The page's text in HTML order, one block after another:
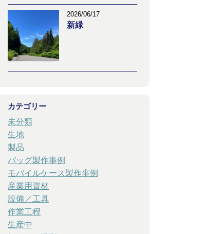
2026/06/17
新緑
カテゴリー
未分類
生地
製品
バッグ製作事例
モバイルケース製作事例
産業用資材
設備／工具
作業工程
生産中